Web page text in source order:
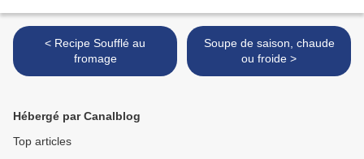
< Recipe Soufflé au
fromage
Soupe de saison, chaude
ou froide >
Hébergé par Canalblog
Top articles